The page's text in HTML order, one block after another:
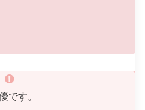
です。